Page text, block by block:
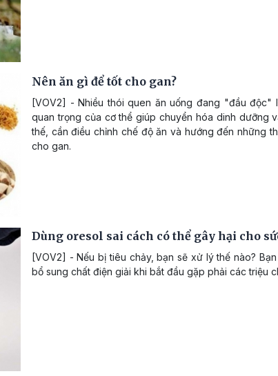
Nên ăn gì để tốt cho gan?
[VOV2] - Nhiều thói quen ăn uống đang "đầu độc"
quan trọng của cơ thể giúp chuyển hóa dinh dưỡng
thế, cần điều chỉnh chế độ ăn và hướng đến những
cho gan.
Dùng oresol sai cách có thể gây hại cho
[VOV2] - Nếu bị tiêu chảy, bạn sẽ xử lý thế nào?
bổ sung chất điện giải khi bắt đầu gặp phải các triệu